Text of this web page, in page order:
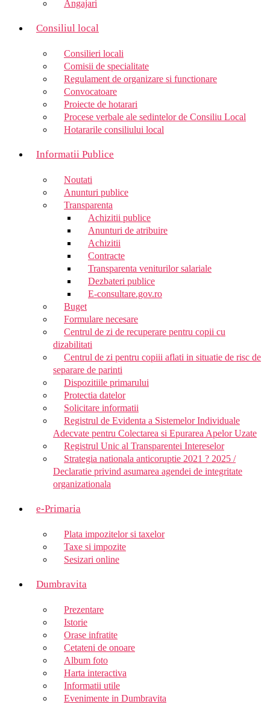
Angajari
Consiliul local
Consilieri locali
Comisii de specialitate
Regulament de organizare si functionare
Convocatoare
Proiecte de hotarari
Procese verbale ale sedintelor de Consiliu Local
Hotararile consiliului local
Informatii Publice
Noutati
Anunturi publice
Transparenta
Achizitii publice
Anunturi de atribuire
Achizitii
Contracte
Transparenta veniturilor salariale
Dezbateri publice
E-consultare.gov.ro
Buget
Formulare necesare
Centrul de zi de recuperare pentru copii cu
dizabilitati
Centrul de zi pentru copiii aflati in situatie de risc de
separare de parinti
Dispozitiile primarului
Protectia datelor
Solicitare informatii
Registrul de Evidenta a Sistemelor Individuale
Adecvate pentru Colectarea si Epurarea Apelor Uzate
Registrul Unic al Transparentei Intereselor
Strategia nationala anticoruptie 2021 ? 2025 /
Declaratie privind asumarea agendei de integritate
organizationala
e-Primaria
Plata impozitelor si taxelor
Taxe si impozite
Sesizari online
Dumbravita
Prezentare
Istorie
Orase infratite
Cetateni de onoare
Album foto
Harta interactiva
Informatii utile
Evenimente in Dumbravita